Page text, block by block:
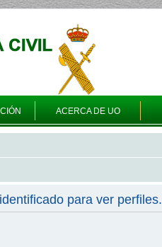
ACERCA DE UO
para ver perfiles.